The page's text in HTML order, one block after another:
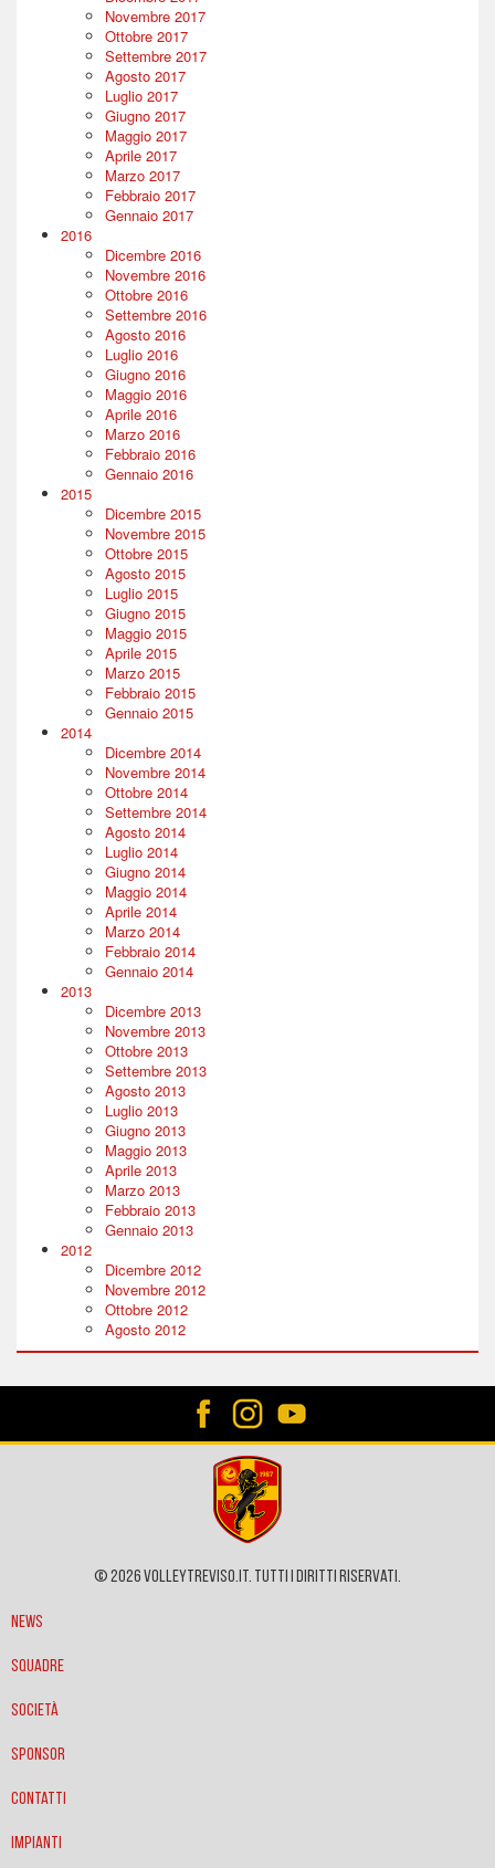
Novembre 2017
Ottobre 2017
Settembre 2017
Agosto 2017
Luglio 2017
Giugno 2017
Maggio 2017
Aprile 2017
Marzo 2017
Febbraio 2017
Gennaio 2017
2016
Dicembre 2016
Novembre 2016
Ottobre 2016
Settembre 2016
Agosto 2016
Luglio 2016
Giugno 2016
Maggio 2016
Aprile 2016
Marzo 2016
Febbraio 2016
Gennaio 2016
2015
Dicembre 2015
Novembre 2015
Ottobre 2015
Agosto 2015
Luglio 2015
Giugno 2015
Maggio 2015
Aprile 2015
Marzo 2015
Febbraio 2015
Gennaio 2015
2014
Dicembre 2014
Novembre 2014
Ottobre 2014
Settembre 2014
Agosto 2014
Luglio 2014
Giugno 2014
Maggio 2014
Aprile 2014
Marzo 2014
Febbraio 2014
Gennaio 2014
2013
Dicembre 2013
Novembre 2013
Ottobre 2013
Settembre 2013
Agosto 2013
Luglio 2013
Giugno 2013
Maggio 2013
Aprile 2013
Marzo 2013
Febbraio 2013
Gennaio 2013
2012
Dicembre 2012
Novembre 2012
Ottobre 2012
Agosto 2012
© 2026 VOLLEYTREVISO.IT. Tutti i diritti riservati.
News
Squadre
Società
Sponsor
Contatti
Impianti